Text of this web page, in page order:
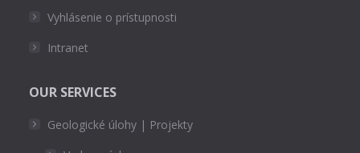
Vyhlásenie o prístupnosti
Intranet
OUR SERVICES
Geologické úlohy | Projekty